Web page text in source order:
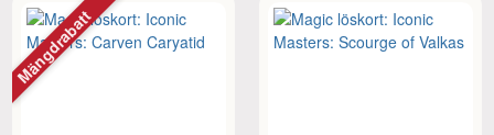
Mängdrabatt